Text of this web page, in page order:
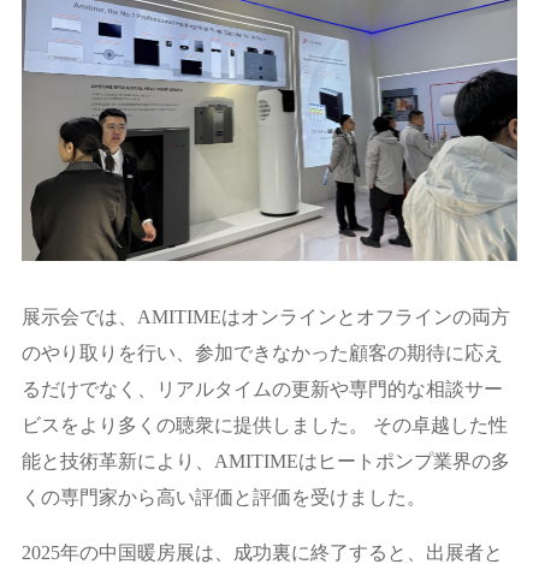
展示会では、AMITIMEはオンラインとオフラインの両方
のやり取りを行い、参加できなかった顧客の期待に応え
るだけでなく、リアルタイムの更新や専門的な相談サー
ビスをより多くの聴衆に提供しました。 その卓越した性
能と技術革新により、AMITIMEはヒートポンプ業界の多
くの専門家から高い評価と評価を受けました。
2025年の中国暖房展は、成功裏に終了すると、出展者と